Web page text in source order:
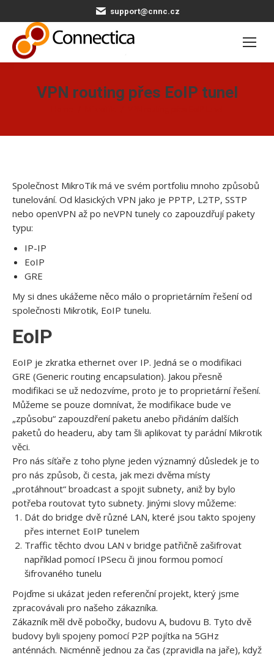
support@cnnc.cz
VPN routing přes EoIP tunel
Společnost MikroTik má ve svém portfoliu mnoho způsobů
tunelování. Od klasických VPN jako je PPTP, L2TP, SSTP
nebo openVPN až po neVPN tunely co zapouzdřují pakety
typu:
IP-IP
EoIP
GRE
My si dnes ukážeme něco málo o proprietárním řešení od
společnosti Mikrotik, EoIP tunelu.
EoIP
EoIP je zkratka ethernet over IP. Jedná se o modifikaci
GRE (Generic routing encapsulation). Jakou přesně
modifikaci se už nedozvíme, proto je to proprietární řešení.
Můžeme se pouze domnívat, že modifikace bude ve
„způsobu“ zapouzdření paketu anebo přidáním dalších
paketů do headeru, aby tam šli aplikovat ty parádní Mikrotik
věci.
Pro nás síťaře z toho plyne jeden významný důsledek je to
pro nás způsob, či cesta, jak mezi dvěma místy
„protáhnout“ broadcast a spojit subnety, aniž by bylo
potřeba routovat tyto subnety. Jinými slovy můžeme:
Dát do bridge dvě různé LAN, které jsou takto spojeny
přes internet EoIP tunelem
Traffic těchto dvou LAN v bridge patřičně zašifrovat
například pomocí IPSecu či jinou formou pomocí
šifrovaného tunelu
Pojďme si ukázat jeden referenční projekt, který jsme
zpracovávali pro našeho zákazníka.
Zákazník měl dvě pobočky, budovu A, budovu B. Tyto dvě
budovy byli spojeny pomocí P2P pojítka na 5GHz
anténnách. Nicménně jednou za čas (zpravidla na jaře), když